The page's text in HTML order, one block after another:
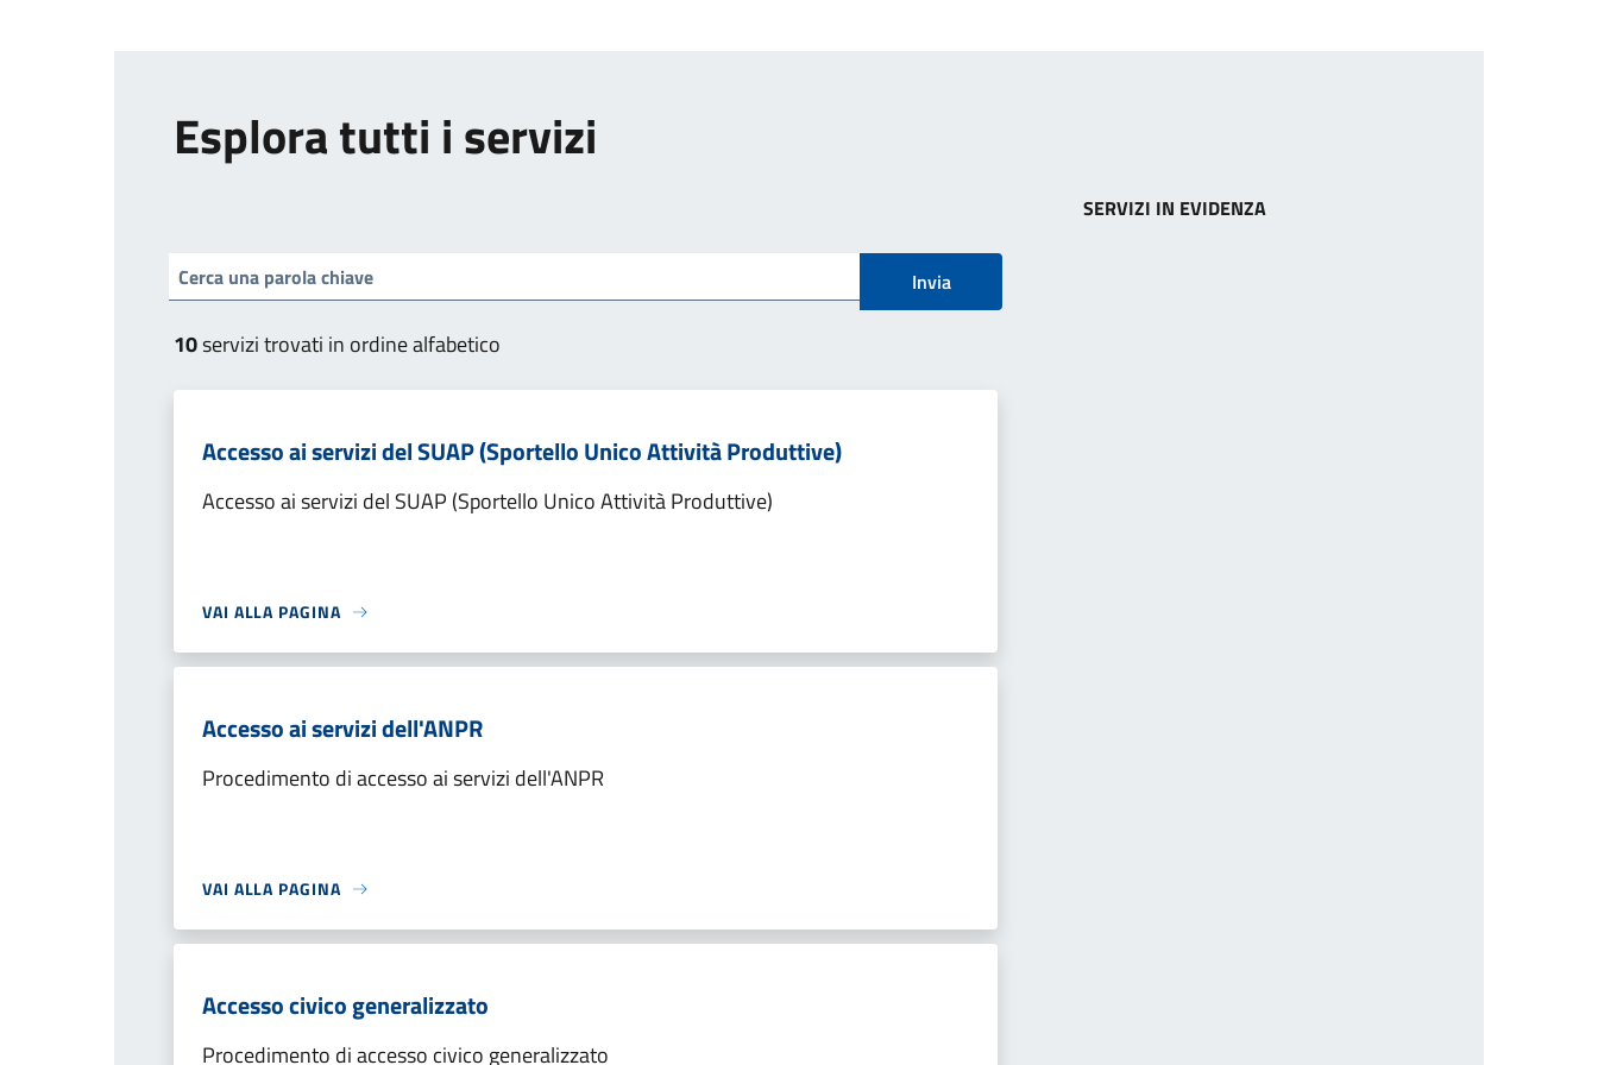
Esplora tutti i servizi
Invia
10servizi trovati in ordine alfabetico
Accesso ai servizi del SUAP (Sportello Unico Attività Produttive)
Accesso ai servizi del SUAP (Sportello Unico Attività Produttive)
VAI ALLA PAGINA
Accesso ai servizi dell'ANPR
Procedimento di accesso ai servizi dell'ANPR
VAI ALLA PAGINA
Accesso civico generalizzato
Procedimento di accesso civico generalizzato
SERVIZI IN EVIDENZA